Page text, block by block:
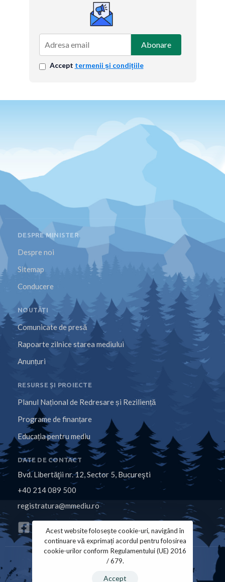
Abonare
Accept termenii și condițiile
DESPRE MINISTER
Despre noi
Sitemap
Conducere
NOUTĂȚI
Comunicate de presă
Rapoarte zilnice starea mediului
Anunțuri
RESURSE ȘI PROIECTE
Planul Național de Redresare și Reziliență
Programe de finanțare
Educația pentru mediu
DATE DE CONTACT
Bvd. Libertăţii nr. 12, Sector 5, Bucureşti
+40 214 089 500
registratura@mmediu.ro
Acest website folosește cookie-uri, navigând în
continuare vă exprimați acordul pentru folosirea
cookie-urilor conform Regulamentului (UE) 2016
/ 679.
Accept